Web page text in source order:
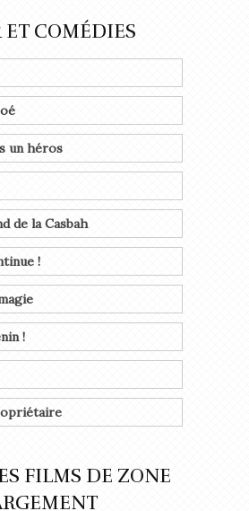
COMÉDIES
un héros
de la Casbah
!
!
FILMS DE ZONE